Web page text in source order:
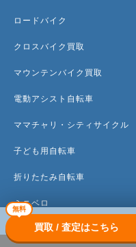
無料
買取 / 査定はこちら
ロードバイク
クロスバイク買取
マウンテンバイク買取
電動アシスト自転車
ママチャリ・シティサイクル
子ども用自転車
折りたたみ自転車
ミニベロ